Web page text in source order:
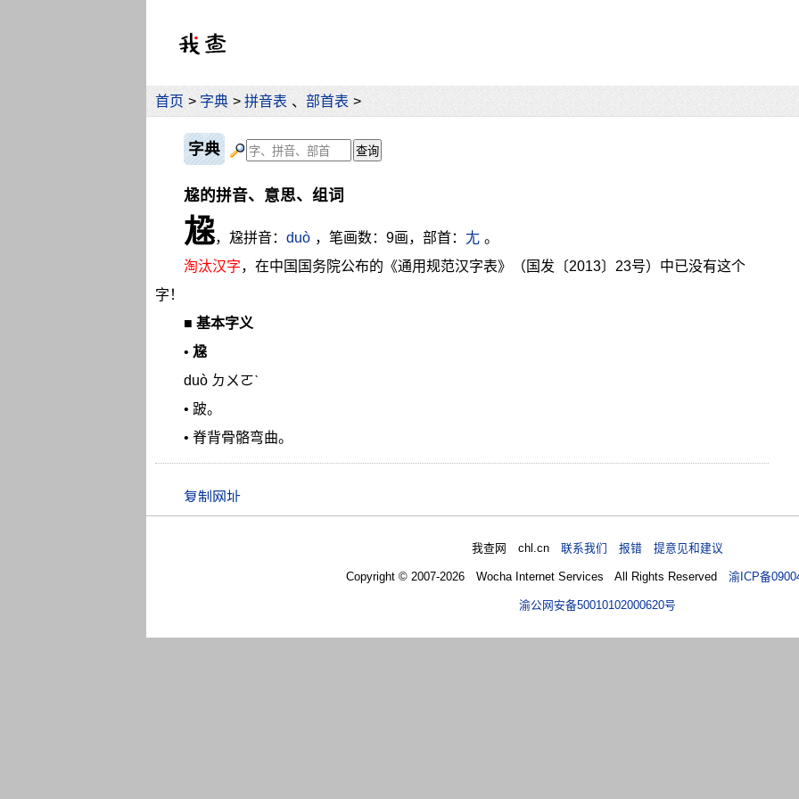
首页 > 字典 > 拼音表 、 部首表 >
字典
尮的拼音、意思、组词
尮，尮拼音： duò ，笔画数：9画，部首： 尢 。
淘汰汉字，在中国国务院公布的《通用规范汉字表》（国发〔2013〕23号）中已没有这个
字！
■ 基本字义
• 尮
duò ㄉㄨㄛˋ
• 跛。
• 脊背骨骼弯曲。
我查网 chl.cn联系我们 报错 提意见和建议
Copyright © 2007-2026 Wocha Internet Services All Rights Reserved渝ICP备
渝公网安备50010102000620号